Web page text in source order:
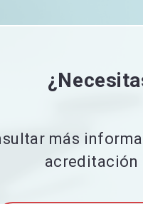
más
acreditación